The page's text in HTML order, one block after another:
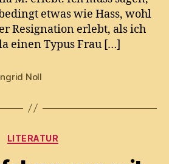
etwas wie Hass, wohl
Resignation erlebt, als ich
einen Typus Frau […]
Noll
Categories
LITERATUR